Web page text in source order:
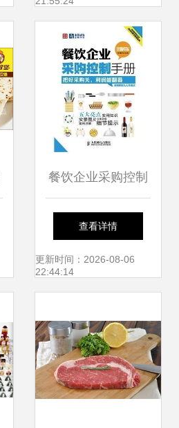
餐饮企业采购控制
手册 高效管理与成
本优化指南
查看详情
更新时间：2026-08-06
22:44:14